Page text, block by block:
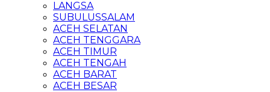
LANGSA
SUBULUSSALAM
ACEH SELATAN
ACEH TENGGARA
ACEH TIMUR
ACEH TENGAH
ACEH BARAT
ACEH BESAR